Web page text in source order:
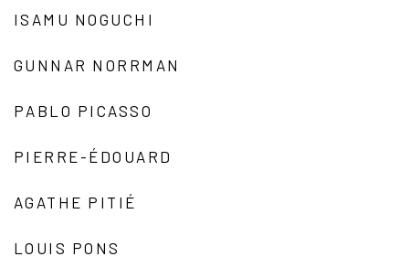
ISAMU NOGUCHI
GUNNAR NORRMAN
PABLO PICASSO
PIERRE-ÉDOUARD
AGATHE PITIÉ
LOUIS PONS